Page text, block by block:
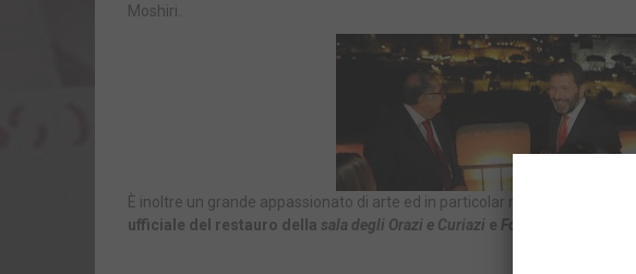
Moshiri.
È inoltre un grande appassionato di arte ed in particolar modo del
ufficiale del restauro della sala degli Orazi e Curiazi e Foro italico